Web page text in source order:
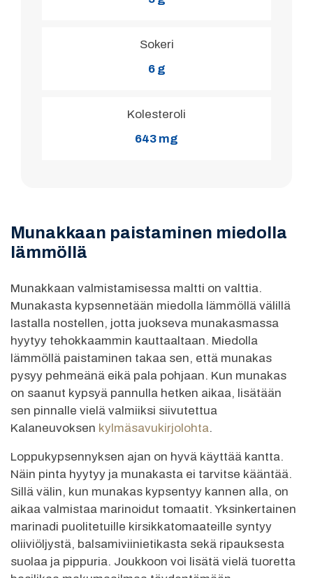
Sokeri
6 g
Kolesteroli
643 mg
Munakkaan paistaminen miedolla
lämmöllä
Munakkaan valmistamisessa maltti on valttia.
Munakasta kypsennetään miedolla lämmöllä välillä
lastalla nostellen, jotta juokseva munakasmassa
hyytyy tehokkaammin kauttaaltaan. Miedolla
lämmöllä paistaminen takaa sen, että munakas
pysyy pehmeänä eikä pala pohjaan. Kun munakas
on saanut kypsyä pannulla hetken aikaa, lisätään
sen pinnalle vielä valmiiksi siivutettua
Kalaneuvoksen kylmäsavukirjolohta.
Loppukypsennyksen ajan on hyvä käyttää kantta.
Näin pinta hyytyy ja munakasta ei tarvitse kääntää.
Sillä välin, kun munakas kypsentyy kannen alla, on
aikaa valmistaa marinoidut tomaatit. Yksinkertainen
marinadi puolitetuille kirsikkatomaateille syntyy
oliiviöljystä, balsamiviinietikasta sekä ripauksesta
suolaa ja pippuria. Joukkoon voi lisätä vielä tuoretta